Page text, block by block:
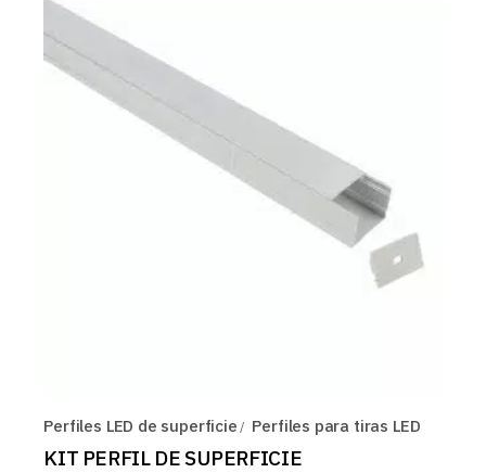
Perfiles LED de superficie Perfiles para tiras LED
KIT PERFIL DE SUPERFICIE